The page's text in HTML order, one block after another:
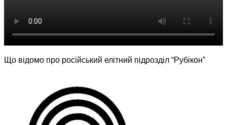
Що відомо про російський елітний підрозділ “Рубікон”